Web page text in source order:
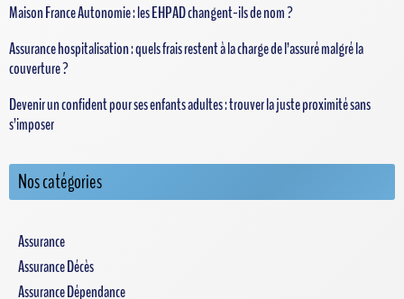
Maison France Autonomie : les EHPAD changent-ils de nom ?
Assurance hospitalisation : quels frais restent à la charge de l’assuré malgré la
couverture ?
Devenir un confident pour ses enfants adultes : trouver la juste proximité sans
s’imposer
Nos catégories
Assurance
Assurance Décès
Assurance Dépendance